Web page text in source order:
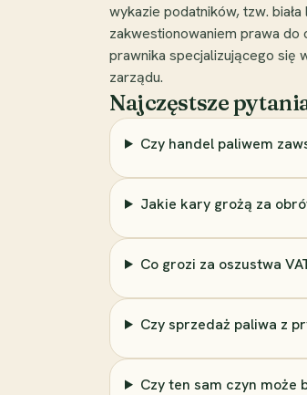
wykazie podatników, tzw.
zakwestionowaniem prawa
prawnika specjalizującego się
zarządu.
Najczęstsze
Czy handel paliwem
Jakie kary grożą za
Co grozi za oszustwa
Czy sprzedaż paliwa z
Czy ten sam czyn może